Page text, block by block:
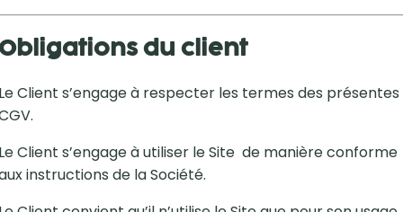
du client
Client s’engage à respecter les termes des présentes
Client s’engage à utiliser le Site de manière conforme
instructions de la Société.